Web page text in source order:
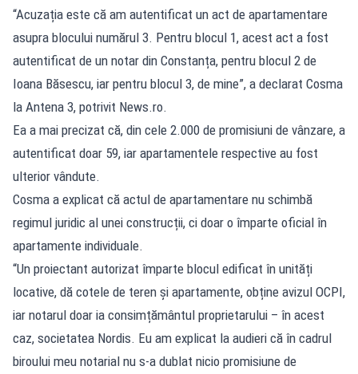
“Acuzația este că am autentificat un act de apartamentare
asupra blocului numărul 3. Pentru blocul 1, acest act a fost
autentificat de un notar din Constanța, pentru blocul 2 de
Ioana Băsescu, iar pentru blocul 3, de mine”, a declarat Cosma
la Antena 3, potrivit News.ro.
Ea a mai precizat că, din cele 2.000 de promisiuni de vânzare, a
autentificat doar 59, iar apartamentele respective au fost
ulterior vândute.
Cosma a explicat că actul de apartamentare nu schimbă
regimul juridic al unei construcții, ci doar o împarte oficial în
apartamente individuale.
“Un proiectant autorizat împarte blocul edificat în unități
locative, dă cotele de teren și apartamente, obține avizul OCPI,
iar notarul doar ia consimțământul proprietarului – în acest
caz, societatea Nordis. Eu am explicat la audieri că în cadrul
biroului meu notarial nu s-a dublat nicio promisiune de